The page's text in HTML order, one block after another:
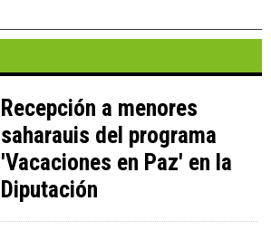
Recepción a menores
saharauis del programa
'Vacaciones en Paz' en la
Diputación